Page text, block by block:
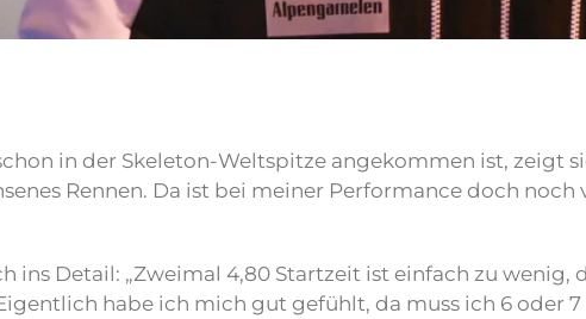
in der Skeleton-Weltspitze angekommen ist, zeigt
Rennen. Da ist bei meiner Performance doch
ins Detail: „Zweimal 4,80 Startzeit ist einfach zu
habe ich mich gut gefühlt, da muss ich 6 oder